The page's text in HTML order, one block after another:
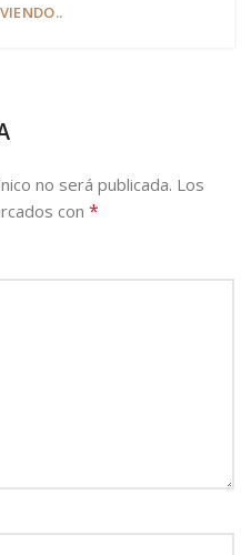
no será publicada. Los
con *